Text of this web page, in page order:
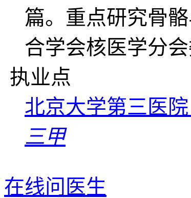
篇。重点研究骨
合学会核医学分
执业点
北京大学第三医
三甲
在线问医生